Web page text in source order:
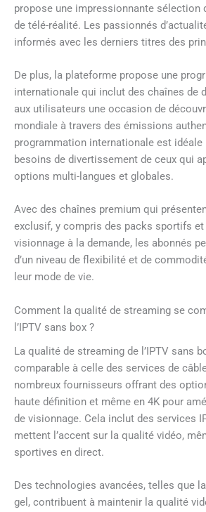
propose une impressionnante sélection
de télé-réalité. Les passionnés
informés avec les derniers titres des
De plus, la plateforme propose une
internationale qui inclut des chaînes de
aux utilisateurs une occasion de
mondiale à travers des émissions
programmation internationale est idéale
besoins de divertissement de ceux qui
options multi-langues et globales.
Avec des chaînes premium qui
exclusif, y compris des packs sportifs
visionnage à la demande, les abonnés
d’un niveau de flexibilité et de
leur mode de vie.
Comment la qualité de streaming se
l’IPTV sans box ?
La qualité de streaming de l’IPTV sans
comparable à celle des services de
nombreux fournisseurs offrant des
haute définition et même en 4K pour
de visionnage. Cela inclut des services
mettent l’accent sur la qualité vidéo,
sportives en direct.
Des technologies avancées, telles que
gel, contribuent à maintenir la qualité